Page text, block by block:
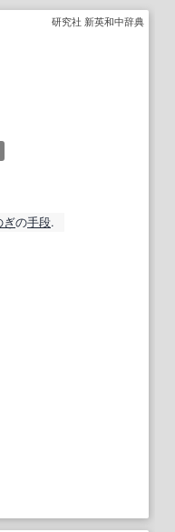
研究社 新英和中辞典
ぎの手段.